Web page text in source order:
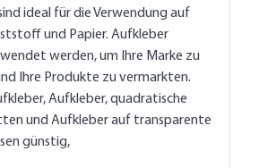
ideal für die Verwendung auf
und Papier. Aufkleber
werden, um Ihre Marke zu
Ihre Produkte zu vermarkten.
Aufkleber, quadratische
und Aufkleber auf transparente
günstig,